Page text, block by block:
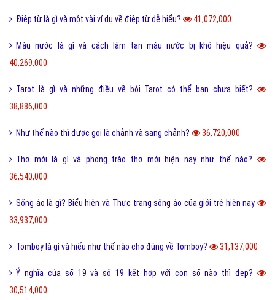
Điệp từ là gì và một vài ví dụ về điệp từ dễ hiểu? 41,072,000
Màu nước là gì và cách làm tan màu nước bị khô hiệu quả?
40,269,000
Tarot là gì và những điều về bói Tarot có thể bạn chưa biết?
38,886,000
Như thế nào thì được gọi là chảnh và sang chảnh? 36,720,000
Thơ mới là gì và phong trào thơ mới hiện nay như thế nào?
36,540,000
Sống ảo là gì? Biểu hiện và Thực trạng sống ảo của giới trẻ hiện nay
33,937,000
Tomboy là gì và hiểu như thế nào cho đúng về Tomboy? 31,137,000
Ý nghĩa của số 19 và số 19 kết hợp với con số nào thì đẹp?
30,514,000